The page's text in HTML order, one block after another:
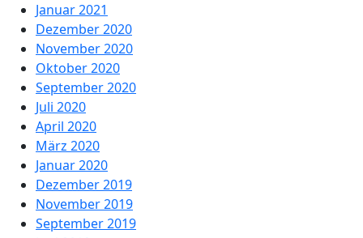
Januar 2021
Dezember 2020
November 2020
Oktober 2020
September 2020
Juli 2020
April 2020
März 2020
Januar 2020
Dezember 2019
November 2019
September 2019